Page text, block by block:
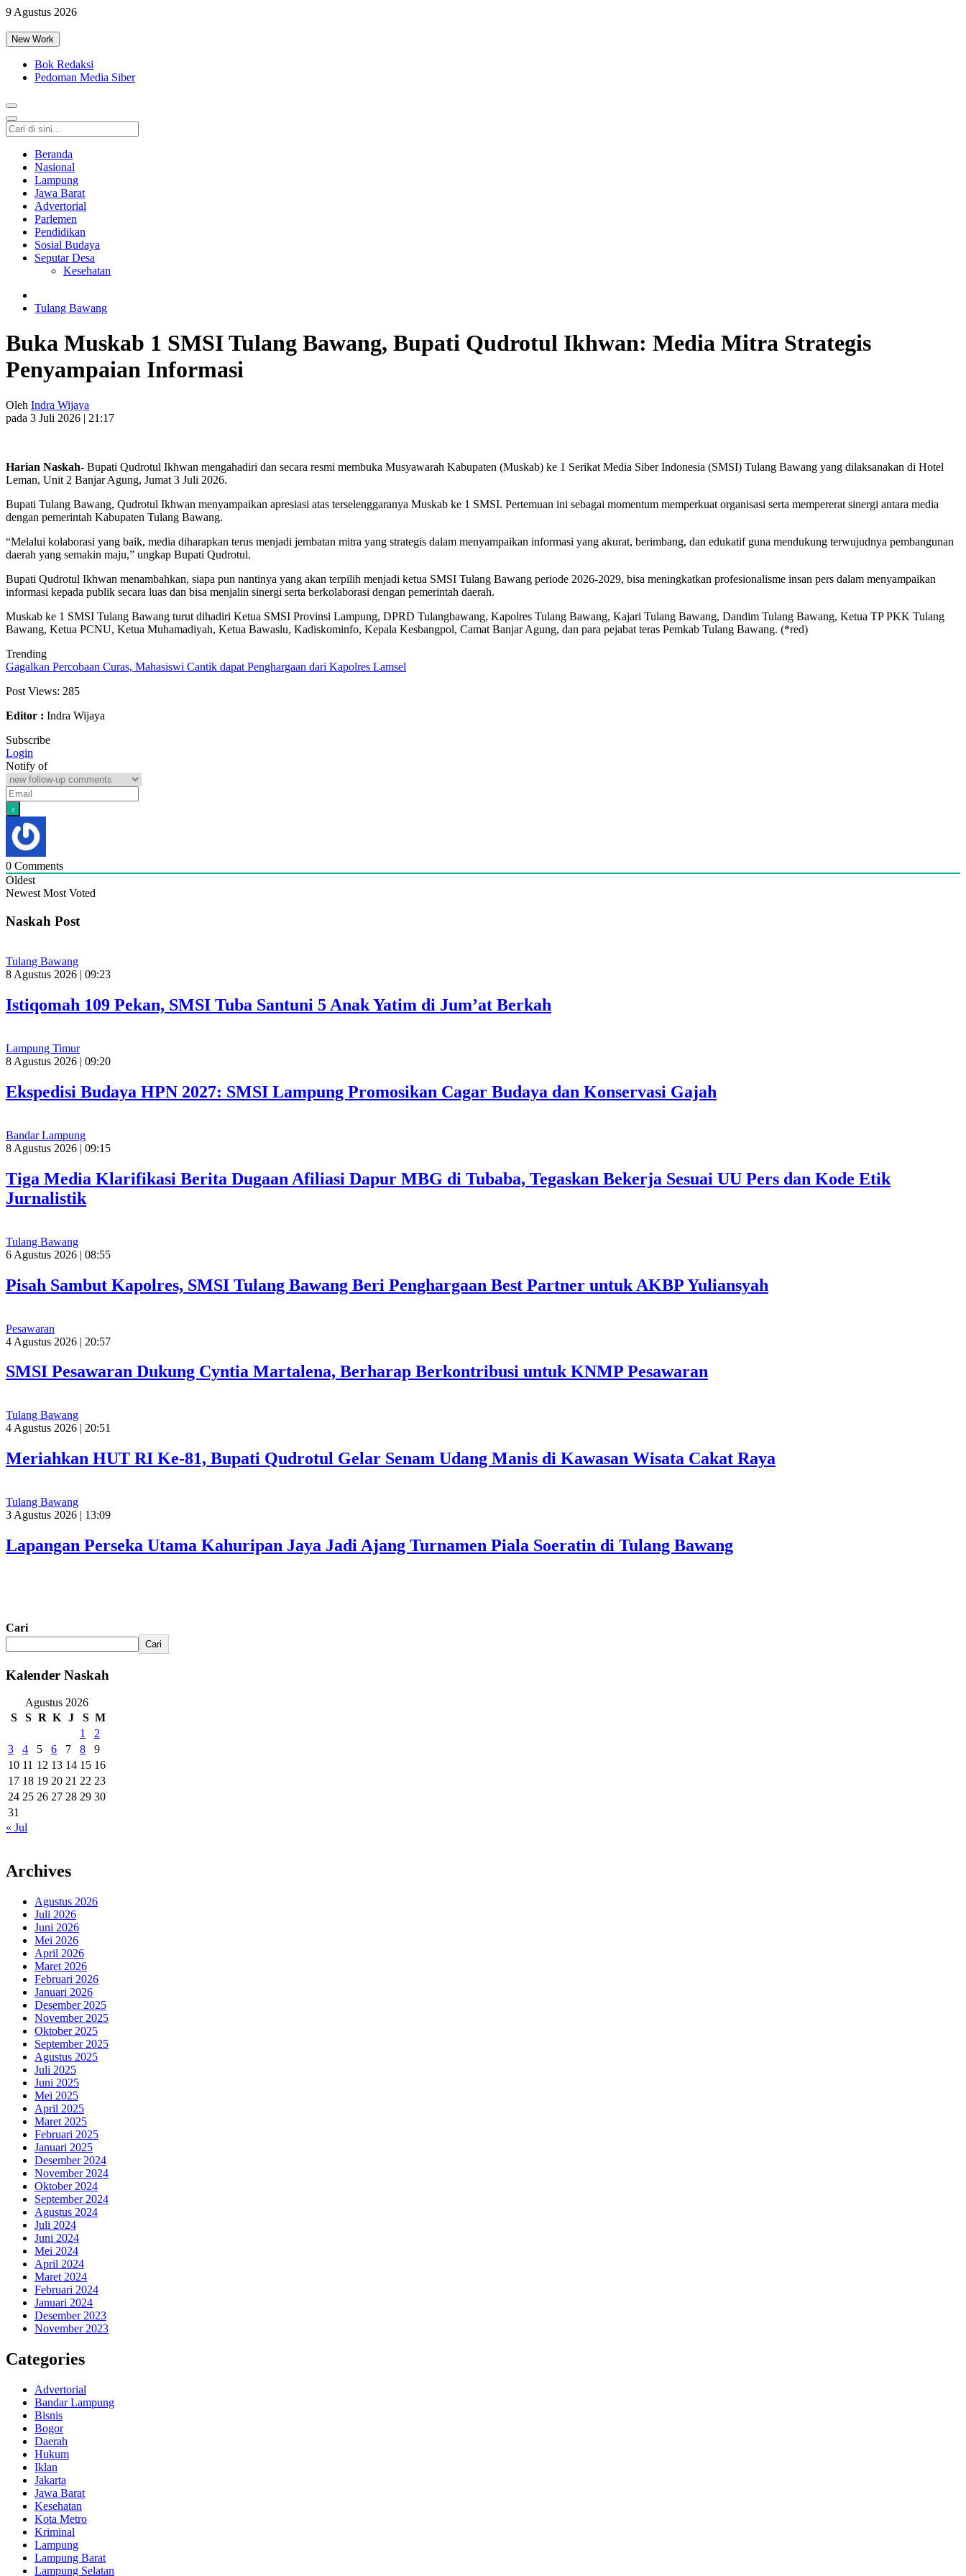
9 Agustus 2026
New Work
Bok Redaksi
Pedoman Media Siber
Beranda
Nasional
Lampung
Jawa Barat
Advertorial
Parlemen
Pendidikan
Sosial Budaya
Seputar Desa
Kesehatan
Tulang Bawang
Buka Muskab 1 SMSI Tulang Bawang, Bupati Qudrotul Ikhwan: Media Mitra Strategis
Penyampaian Informasi
Oleh Indra Wijaya
pada 3 Juli 2026 | 21:17
Harian Naskah- Bupati Qudrotul Ikhwan mengahadiri dan secara resmi membuka Musyawarah Kabupaten (Muskab) ke 1 Serikat Media Siber Indonesia (SMSI) Tulang Bawang yang dilaksanakan di Hotel
Leman, Unit 2 Banjar Agung, Jumat 3 Juli 2026.
Bupati Tulang Bawang, Qudrotul Ikhwan menyampaikan apresiasi atas terselenggaranya Muskab ke 1 SMSI. Pertemuan ini sebagai momentum memperkuat organisasi serta mempererat sinergi antara media
dengan pemerintah Kabupaten Tulang Bawang.
“Melalui kolaborasi yang baik, media diharapkan terus menjadi jembatan mitra yang strategis dalam menyampaikan informasi yang akurat, berimbang, dan edukatif guna mendukung terwujudnya pembangunan
daerah yang semakin maju,” ungkap Bupati Qudrotul.
Bupati Qudrotul Ikhwan menambahkan, siapa pun nantinya yang akan terpilih menjadi ketua SMSI Tulang Bawang periode 2026-2029, bisa meningkatkan profesionalisme insan pers dalam menyampaikan
informasi kepada publik secara luas dan bisa menjalin sinergi serta berkolaborasi dengan pemerintah daerah.
Muskab ke 1 SMSI Tulang Bawang turut dihadiri Ketua SMSI Provinsi Lampung, DPRD Tulangbawang, Kapolres Tulang Bawang, Kajari Tulang Bawang, Dandim Tulang Bawang, Ketua TP PKK Tulang
Bawang, Ketua PCNU, Ketua Muhamadiyah, Ketua Bawaslu, Kadiskominfo, Kepala Kesbangpol, Camat Banjar Agung, dan para pejabat teras Pemkab Tulang Bawang. (*red)
Trending
Gagalkan Percobaan Curas, Mahasiswi Cantik dapat Penghargaan dari Kapolres Lamsel
Post Views: 285
Editor : Indra Wijaya
Subscribe
Login
Notify of
0 Comments
Oldest
Newest Most Voted
Naskah Post
Tulang Bawang
8 Agustus 2026 | 09:23
Istiqomah 109 Pekan, SMSI Tuba Santuni 5 Anak Yatim di Jum’at Berkah
Lampung Timur
8 Agustus 2026 | 09:20
Ekspedisi Budaya HPN 2027: SMSI Lampung Promosikan Cagar Budaya dan Konservasi Gajah
Bandar Lampung
8 Agustus 2026 | 09:15
Tiga Media Klarifikasi Berita Dugaan Afiliasi Dapur MBG di Tubaba, Tegaskan Bekerja Sesuai UU Pers dan Kode Etik
Jurnalistik
Tulang Bawang
6 Agustus 2026 | 08:55
Pisah Sambut Kapolres, SMSI Tulang Bawang Beri Penghargaan Best Partner untuk AKBP Yuliansyah
Pesawaran
4 Agustus 2026 | 20:57
SMSI Pesawaran Dukung Cyntia Martalena, Berharap Berkontribusi untuk KNMP Pesawaran
Tulang Bawang
4 Agustus 2026 | 20:51
Meriahkan HUT RI Ke-81, Bupati Qudrotul Gelar Senam Udang Manis di Kawasan Wisata Cakat Raya
Tulang Bawang
3 Agustus 2026 | 13:09
Lapangan Perseka Utama Kahuripan Jaya Jadi Ajang Turnamen Piala Soeratin di Tulang Bawang
Cari
Cari
Kalender Naskah
Agustus 2026
S
S R K J S M
1
2
3
4 5 6 7 8
9
10 11 12 13 14 15 16
17 18 19 20 21 22 23
24 25 26 27 28 29 30
31
« Jul
Archives
Agustus 2026
Juli 2026
Juni 2026
Mei 2026
April 2026
Maret 2026
Februari 2026
Januari 2026
Desember 2025
November 2025
Oktober 2025
September 2025
Agustus 2025
Juli 2025
Juni 2025
Mei 2025
April 2025
Maret 2025
Februari 2025
Januari 2025
Desember 2024
November 2024
Oktober 2024
September 2024
Agustus 2024
Juli 2024
Juni 2024
Mei 2024
April 2024
Maret 2024
Februari 2024
Januari 2024
Desember 2023
November 2023
Categories
Advertorial
Bandar Lampung
Bisnis
Bogor
Daerah
Hukum
Iklan
Jakarta
Jawa Barat
Kesehatan
Kota Metro
Kriminal
Lampung
Lampung Barat
Lampung Selatan